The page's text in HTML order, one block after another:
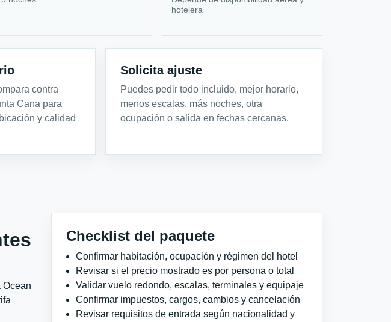
hotelera
contra
Cana para
y calidad
Solicita ajuste
Puedes pedir todo incluido, mejor horario,
menos escalas, más noches, otra
ocupación o salida en fechas cercanas.
Ocean
Checklist del paquete
Confirmar habitación, ocupación y régimen del hotel
Revisar si el precio mostrado es por persona o total
Validar vuelo redondo, escalas, terminales y equipaje
Confirmar impuestos, cargos, cambios y cancelación
Revisar requisitos de entrada según nacionalidad y